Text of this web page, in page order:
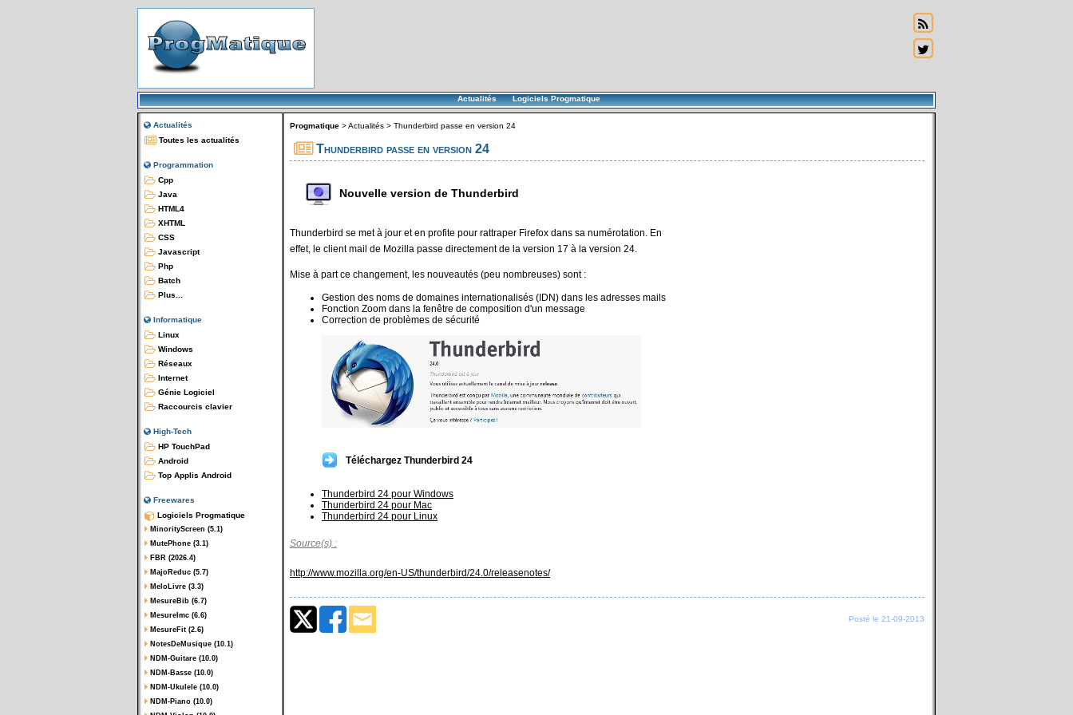
Actualités Logiciels Progmatique
Actualités
Toutes les actualités
Programmation
Cpp
Java
HTML4
XHTML
CSS
Javascript
Php
Batch
Plus...
Informatique
Linux
Windows
Réseaux
Internet
Génie Logiciel
Raccourcis clavier
High-Tech
HP TouchPad
Android
Top Applis Android
Freewares
Logiciels Progmatique
MinorityScreen (5.1)
MutePhone (3.1)
FBR (2026.4)
MajoReduc (5.7)
MeloLivre (3.3)
MesureBib (6.7)
MesureImc (6.6)
MesureFit (2.6)
NotesDeMusique (10.1)
NDM-Guitare (10.0)
NDM-Basse (10.0)
NDM-Ukulele (10.0)
NDM-Piano (10.0)
Progmatique >Actualités > Thunderbird passe en version 24
Thunderbird passe en version 24
Nouvelle version de Thunderbird
Thunderbird se met à jour et en profite pour rattraper Firefox dans sa numérotation. En
effet, le client mail de Mozilla passe directement de la version 17 à la version 24.
Mise à part ce changement, les nouveautés (peu nombreuses) sont :
Gestion des noms de domaines internationalisés (IDN) dans les adresses mails
Fonction Zoom dans la fenêtre de composition d'un message
Correction de problèmes de sécurité
Téléchargez Thunderbird 24
Thunderbird 24 pour Windows
Thunderbird 24 pour Mac
Thunderbird 24 pour Linux
Source(s) :
http://www.mozilla.org/en-US/thunderbird/24.0/releasenotes/
Posté le 21-09-2013